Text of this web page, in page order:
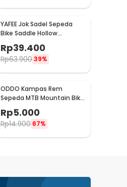
YAFEE Jok Sadel Sepeda
Bike Saddle Hollow
Ergonomic Breathable -
FX12
Rp39.400
Rp63.90039%
ODDO Kampas Rem
Sepeda MTB Mountain Bike
B39
Rp5.000
Rp14.900 67%